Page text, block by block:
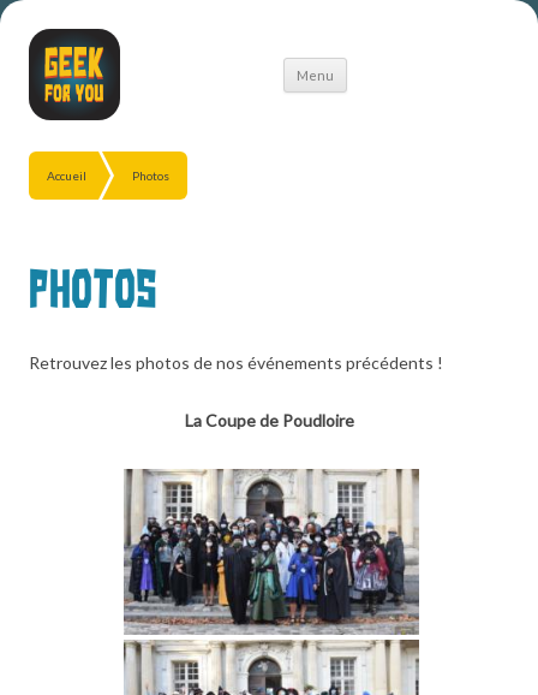
Menu
Aller
Accueil Photos
Photos
Retrouvez les photos de nos événements précédents !
La Coupe de Poudloire